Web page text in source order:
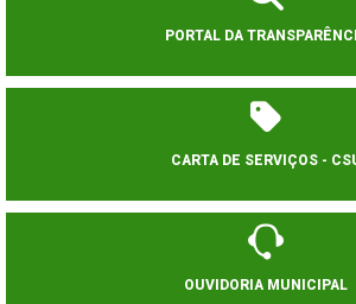
PORTAL DA
CARTA DE SERVIÇOS -
OUVIDORIA MUNICIPAL